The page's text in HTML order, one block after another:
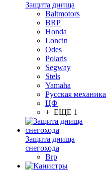
Защита днища
Baltmotors
BRP
Honda
Loncin
Odes
Polaris
Segway
Stels
Yamaha
Русская механика
ЦФ
+ ЕЩЕ 1
Защита днища
снегохода
Brp